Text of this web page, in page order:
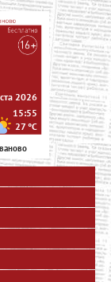
2026
15:55
27 °C